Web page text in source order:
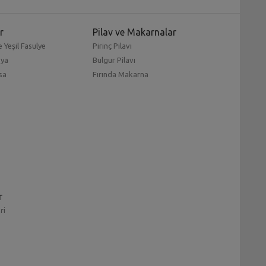
Yeşil Fasulye
Pilav ve Makarnalar
Pirinç Pilavı
Bulgur Pilavı
Fırında Makarna